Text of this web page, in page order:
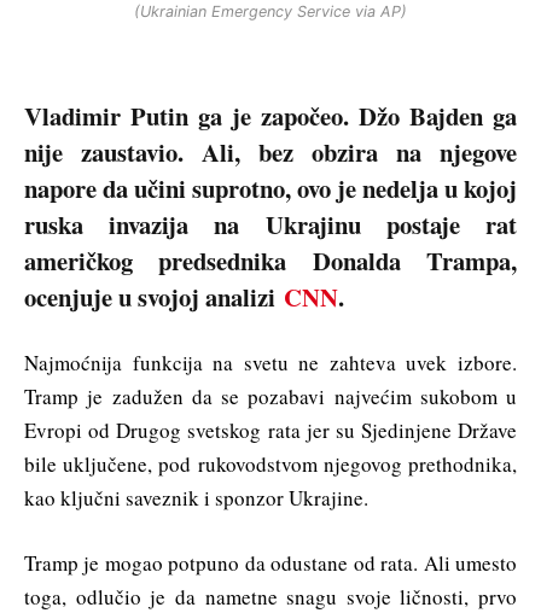
(Ukrainian Emergency Service via AP)
Vladimir Putin ga je započeo. Džo Bajden ga
nije zaustavio. Ali, bez obzira na njegove
napore da učini suprotno, ovo je nedelja u kojoj
ruska invazija na Ukrajinu postaje rat
američkog predsednika Donalda Trampa,
ocenjuje u svojoj analizi CNN.
Najmoćnija funkcija na svetu ne zahteva uvek izbore.
Tramp je zadužen da se pozabavi najvećim sukobom u
Evropi od Drugog svetskog rata jer su Sjedinjene Države
bile uključene, pod rukovodstvom njegovog prethodnika,
kao ključni saveznik i sponzor Ukrajine.
Tramp je mogao potpuno da odustane od rata. Ali umesto
toga, odlučio je da nametne snagu svoje ličnosti, prvo